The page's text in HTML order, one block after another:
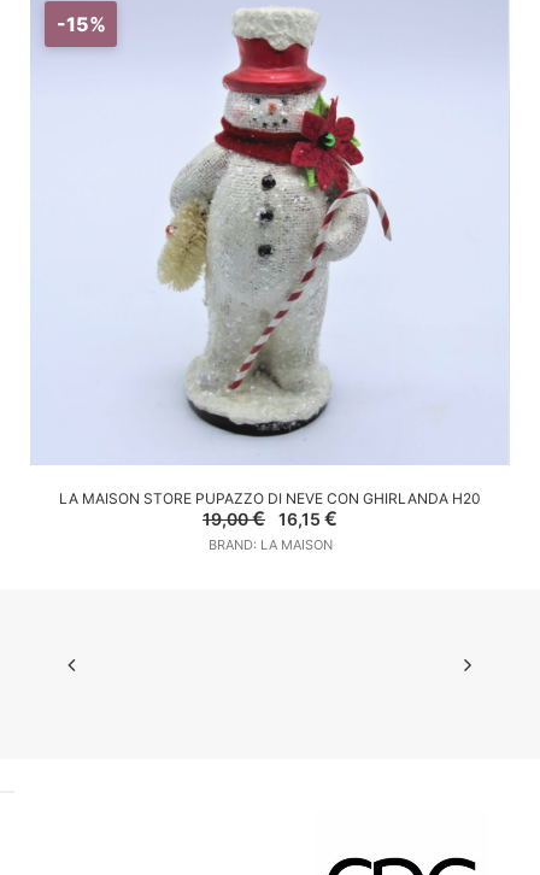
-15%
AGGIUNGI AL CARRELLO
LA MAISON STORE PUPAZZO DI NEVE CON GHIRLANDA H20
19,00€
Il
prezzo
originale
16,15 €Il
BRAND: LA MAISON